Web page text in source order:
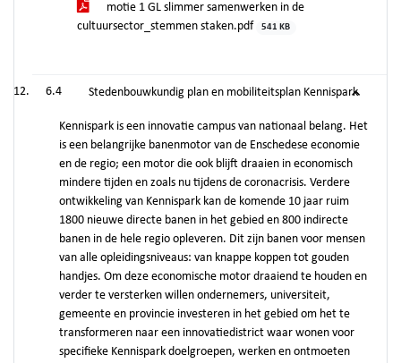
motie 1 GL slimmer samenwerken in de
cultuursector_stemmen staken.pdf
541 KB
6.4 Stedenbouwkundig plan en mobiliteitsplan Kennispark
Kennispark is een innovatie campus van nationaal belang. Het
is een belangrijke banenmotor van de Enschedese economie
en de regio; een motor die ook blijft draaien in economisch
mindere tijden en zoals nu tijdens de coronacrisis. Verdere
ontwikkeling van Kennispark kan de komende 10 jaar ruim
1800 nieuwe directe banen in het gebied en 800 indirecte
banen in de hele regio opleveren. Dit zijn banen voor mensen
van alle opleidingsniveaus: van knappe koppen tot gouden
handjes. Om deze economische motor draaiend te houden en
verder te versterken willen ondernemers, universiteit,
gemeente en provincie investeren in het gebied om het te
transformeren naar een innovatiedistrict waar wonen voor
specifieke Kennispark doelgroepen, werken en ontmoeten